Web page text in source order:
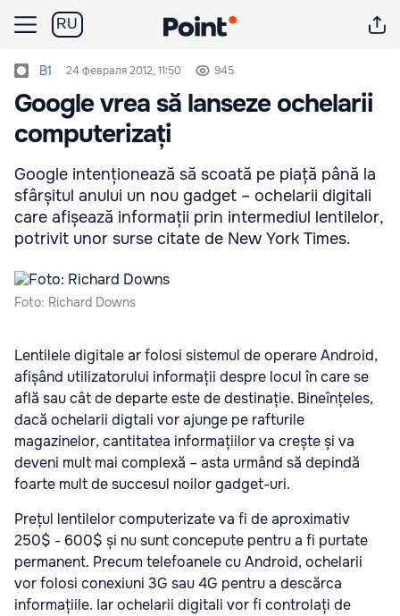
RU
B1 24 февраля 2012, 11:50 945
Google vrea să lanseze ochelarii
computerizați
Google intenționează să scoată pe piață până la
sfârșitul anului un nou gadget – ochelarii digitali
care afișează informații prin intermediul lentilelor,
potrivit unor surse citate de New York Times.
Foto: Richard Downs
Lentilele digitale ar folosi sistemul de operare Android,
afișând utilizatorului informații despre locul în care se
află sau cât de departe este de destinație. Bineînțeles,
dacă ochelarii digtali vor ajunge pe rafturile
magazinelor, cantitatea informațiilor va crește și va
deveni mult mai complexă – asta urmând să depindă
foarte mult de succesul noilor gadget-uri.
Prețul lentilelor computerizate va fi de aproximativ
250$ - 600$ și nu sunt concepute pentru a fi purtate
permanent. Precum telefoanele cu Android, ochelarii
vor folosi conexiuni 3G sau 4G pentru a descărca
informațiile. Iar ochelarii digitali vor fi controlați de